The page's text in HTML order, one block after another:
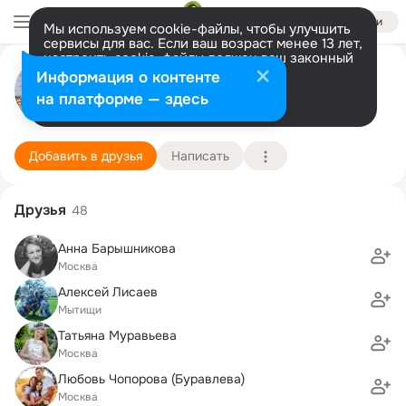
Войти
Мы используем cookie-файлы, чтобы улучшить
сервисы для вас. Если ваш возраст менее 13 лет,
настроить cookie-файлы должен ваш законный
представитель. Больше информации
Разрешить все Настроить
Анастасия Алексеева
Москва
26 февраля (46 лет)
Гимназия "Эврика"
Подробнее
Добавить в друзья Написать
Друзья 48
Анна Барышникова
Москва
Алексей Лисаев
Мытищи
Татьяна Муравьева
Москва
Любовь Чопорова (Буравлева)
Москва
Информация о контенте
на платформе — здесь